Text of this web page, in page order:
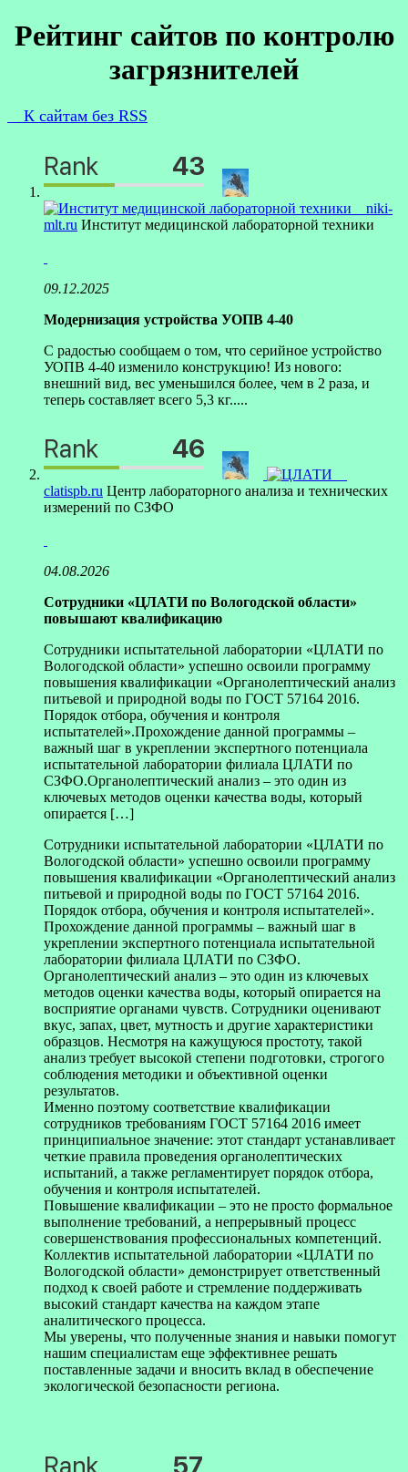
Рейтинг сайтов по контролю
загрязнителей
К сайтам без RSS
niki-
mlt.ru Институт медицинской лабораторной техники
09.12.2025
Модернизация устройства УОПВ 4-40
С радостью сообщаем о том, что серийное устройство
УОПВ 4-40 изменило конструкцию! Из нового:
внешний вид, вес уменьшился более, чем в 2 раза, и
теперь составляет всего 5,3 кг.....
clatispb.ru Центр лабораторного анализа и технических
измерений по СЗФО
04.08.2026
Сотрудники «ЦЛАТИ по Вологодской области»
повышают квалификацию
Сотрудники испытательной лаборатории «ЦЛАТИ по
Вологодской области» успешно освоили программу
повышения квалификации «Органолептический анализ
питьевой и природной воды по ГОСТ 57164 2016.
Порядок отбора, обучения и контроля
испытателей».Прохождение данной программы –
важный шаг в укреплении экспертного потенциала
испытательной лаборатории филиала ЦЛАТИ по
СЗФО.Органолептический анализ – это один из
ключевых методов оценки качества воды, который
опирается […]
Сотрудники испытательной лаборатории «ЦЛАТИ по
Вологодской области» успешно освоили программу
повышения квалификации «Органолептический анализ
питьевой и природной воды по ГОСТ 57164 2016.
Порядок отбора, обучения и контроля испытателей».
Прохождение данной программы – важный шаг в
укреплении экспертного потенциала испытательной
лаборатории филиала ЦЛАТИ по СЗФО.
Органолептический анализ – это один из ключевых
методов оценки качества воды, который опирается на
восприятие органами чувств. Сотрудники оценивают
вкус, запах, цвет, мутность и другие характеристики
образцов. Несмотря на кажущуюся простоту, такой
анализ требует высокой степени подготовки, строгого
соблюдения методики и объективной оценки
результатов.
Именно поэтому соответствие квалификации
сотрудников требованиям ГОСТ 57164 2016 имеет
принципиальное значение: этот стандарт устанавливает
четкие правила проведения органолептических
испытаний, а также регламентирует порядок отбора,
обучения и контроля испытателей.
Повышение квалификации – это не просто формальное
выполнение требований, а непрерывный процесс
совершенствования профессиональных компетенций.
Коллектив испытательной лаборатории «ЦЛАТИ по
Вологодской области» демонстрирует ответственный
подход к своей работе и стремление поддерживать
высокий стандарт качества на каждом этапе
аналитического процесса.
Мы уверены, что полученные знания и навыки помогут
нашим специалистам еще эффективнее решать
поставленные задачи и вносить вклад в обеспечение
экологической безопасности региона.